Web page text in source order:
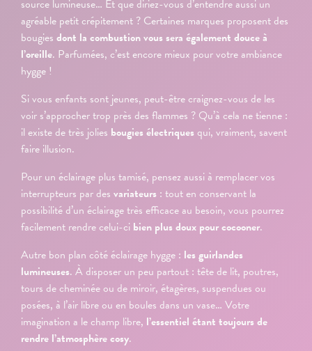
source lumineuse… Et que diriez-vous d’entendre aussi un
agréable petit crépitement ? Certaines marques proposent des
bougies dont la combustion vous sera également douce à
l’oreille. Parfumées, c’est encore mieux pour votre ambiance
hygge !
Si vous enfants sont jeunes, peut-être craignez-vous de les
voir s’approcher trop près des flammes ? Qu’à cela ne tienne :
il existe de très jolies bougies électriques qui, vraiment, savent
faire illusion.
Pour un éclairage plus tamisé, pensez aussi à remplacer vos
interrupteurs par des variateurs : tout en conservant la
possibilité d’un éclairage très efficace au besoin, vous pourrez
facilement rendre celui-ci bien plus doux pour cocooner.
Autre bon plan côté éclairage hygge : les guirlandes
lumineuses. À disposer un peu partout : tête de lit, poutres,
tours de cheminée ou de miroir, étagères, suspendues ou
posées, à l’air libre ou en boules dans un vase… Votre
imagination a le champ libre, l’essentiel étant toujours de
rendre l’atmosphère cosy.